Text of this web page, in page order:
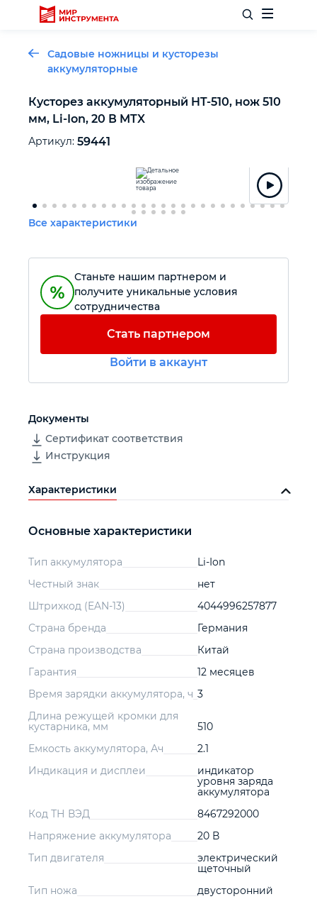
Отделочный инструмент
Слесарный инструмент
Столярный инструмент
Садовый инвентарь
Силовое оборудование
Автомобильный инструмент
Режущий инструмент
Садовые ножницы и кусторезы
аккумуляторные
Кусторез аккумуляторный HT-510, нож 510
мм, Li-Ion, 20 В MTX
Артикул: 59441
Все характеристики
Станьте нашим партнером и
получите уникальные условия
сотрудничества
Стать партнером
Войти в аккаунт
Документы
Сертификат соответствия
Инструкция
Характеристики
Основные характеристики
Тип аккумулятора
Li-Ion
Честный знак
нет
Штрихкод (EAN-13)
4044996257877
Страна бренда
Германия
Страна производства
Китай
Гарантия
12 месяцев
Время зарядки аккумулятора, ч 3
Длина режущей кромки для
кустарника, мм
510
Емкость аккумулятора, Ач
2.1
Индикация и дисплеи
индикатор
уровня заряда
аккумулятора
Код ТН ВЭД
8467292000
Напряжение аккумулятора
20 В
Тип двигателя
электрический
щеточный
Тип ножа
двусторонний